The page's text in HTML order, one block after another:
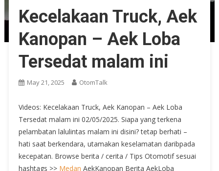
Kecelakaan Truck, Aek
Kanopan – Aek Loba
Tersedat malam ini
May 21, 2025 OtomTalk
Videos: Kecelakaan Truck, Aek Kanopan – Aek Loba
Tersedat malam ini 02/05/2025. Siapa yang terkena
pelambatan lalulintas malam ini disini? tetap berhati –
hati saat berkendara, utamakan keselamatan daribpada
kecepatan. Browse berita / cerita / Tips Otomotif sesuai
hashtags >> Medan AekKanopan Berita AekLoba